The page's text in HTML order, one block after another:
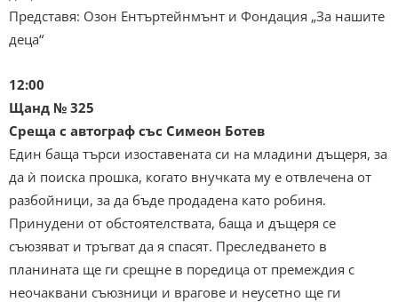
Представя: Озон Ентъртейнмънт и Фондация „За нашите
деца“
12:00
Щанд № 325
Среща с автограф със Симеон Ботев
Един баща търси изоставената си на младини дъщеря, за
да ѝ поиска прошка, когато внучката му е отвлечена от
разбойници, за да бъде продадена като робиня.
Принудени от обстоятелствата, баща и дъщеря се
съюзяват и тръгват да я спасят. Преследването в
планината ще ги срещне в поредица от премеждия с
неочаквани съюзници и врагове и неусетно ще ги